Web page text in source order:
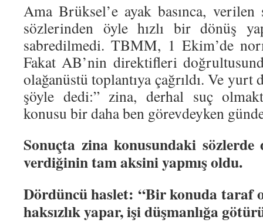
Ama Brüksel’e ayak basınca,
sözlerinden öyle hızlı bir dönüş
sabredilmedi. TBMM, 1 Ekim’de
Fakat AB’nin direktifleri
olağanüstü toplantıya çağrıldı. Ve yurt
şöyle dedi:” zina, derhal suç
konusu bir daha ben görevdeyken
Sonuçta zina konusundaki sözlerde
verdiğinin tam aksini yapmış oldu.
Dördüncü haslet: “Bir konuda taraf
haksızlık yapar, işi düşmanlığa